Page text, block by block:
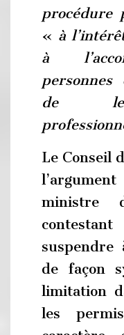
procédure
« à
à
personnes
de
Le Conseil
ministre
suspendre
de façon
limitation
les